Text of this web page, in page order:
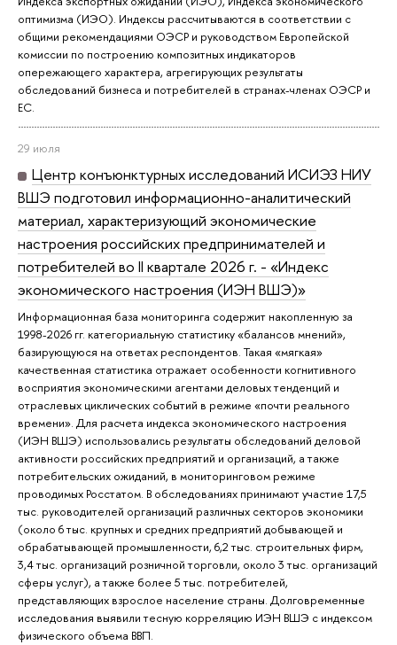
оптимизма (ИЭО). Индексы рассчитываются в соответствии с
общими рекомендациями ОЭСР и руководством Европейской
комиссии по построению композитных индикаторов
опережающего характера, агрегирующих результаты
обследований бизнеса и потребителей в странах-членах ОЭСР и
ЕС.
29 июля
Центр конъюнктурных исследований ИСИЭЗ НИУ
ВШЭ подготовил информационно-аналитический
материал, характеризующий экономические
настроения российских предпринимателей и
потребителей во II квартале 2026 г. - «Индекс
экономического настроения (ИЭН ВШЭ)»
Информационная база мониторинга содержит накопленную за
1998-2026 гг. категориальную статистику «балансов мнений»,
базирующуюся на ответах респондентов. Такая «мягкая»
качественная статистика отражает особенности когнитивного
восприятия экономическими агентами деловых тенденций и
отраслевых циклических событий в режиме «почти реального
времени». Для расчета индекса экономического настроения
(ИЭН ВШЭ) использовались результаты обследований деловой
активности российских предприятий и организаций, а также
потребительских ожиданий, в мониторинговом режиме
проводимых Росстатом. В обследованиях принимают участие 17,5
тыс. руководителей организаций различных секторов экономики
(около 6 тыс. крупных и средних предприятий добывающей и
обрабатывающей промышленности, 6,2 тыс. строительных фирм,
3,4 тыс. организаций розничной торговли, около 3 тыс. организаций
сферы услуг), а также более 5 тыс. потребителей,
представляющих взрослое население страны. Долговременные
исследования выявили тесную корреляцию ИЭН ВШЭ с индексом
физического объема ВВП.